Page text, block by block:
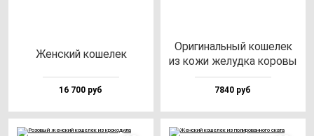
Жен­ский ко­ше­лек
16 700 руб
Ори­ги­наль­ный ко­ше­лек
из ко­жи же­луд­ка ко­ро­вы
7840 руб